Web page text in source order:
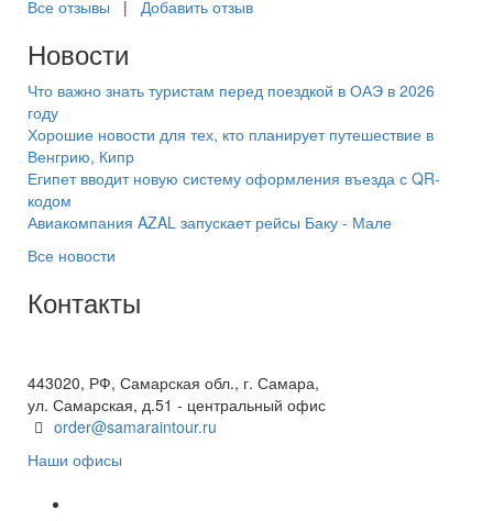
Все отзывы | Добавить отзыв
Новости
Что важно знать туристам перед поездкой в ОАЭ в 2026
году
Хорошие новости для тех, кто планирует путешествие в
Венгрию, Кипр
Египет вводит новую систему оформления въезда с QR-
кодом
Авиакомпания AZAL запускает рейсы Баку - Мале
Все новости
Контакты
443020, РФ, Самарская обл., г. Самара,
ул. Самарская, д.51 - центральный офис
order@samaraintour.ru
Наши офисы